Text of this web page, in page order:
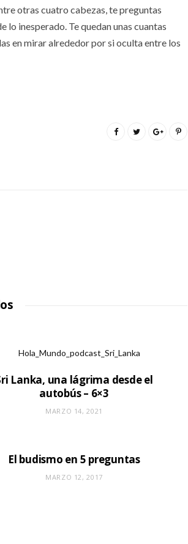
otras cuatro cabezas, te preguntas
lo inesperado. Te quedan unas cuantas
en mirar alrededor por si oculta entre los
Lanka, una lágrima desde el
autobús – 6×3
MARZO 14, 2021
El budismo en 5 preguntas
MARZO 12, 2017